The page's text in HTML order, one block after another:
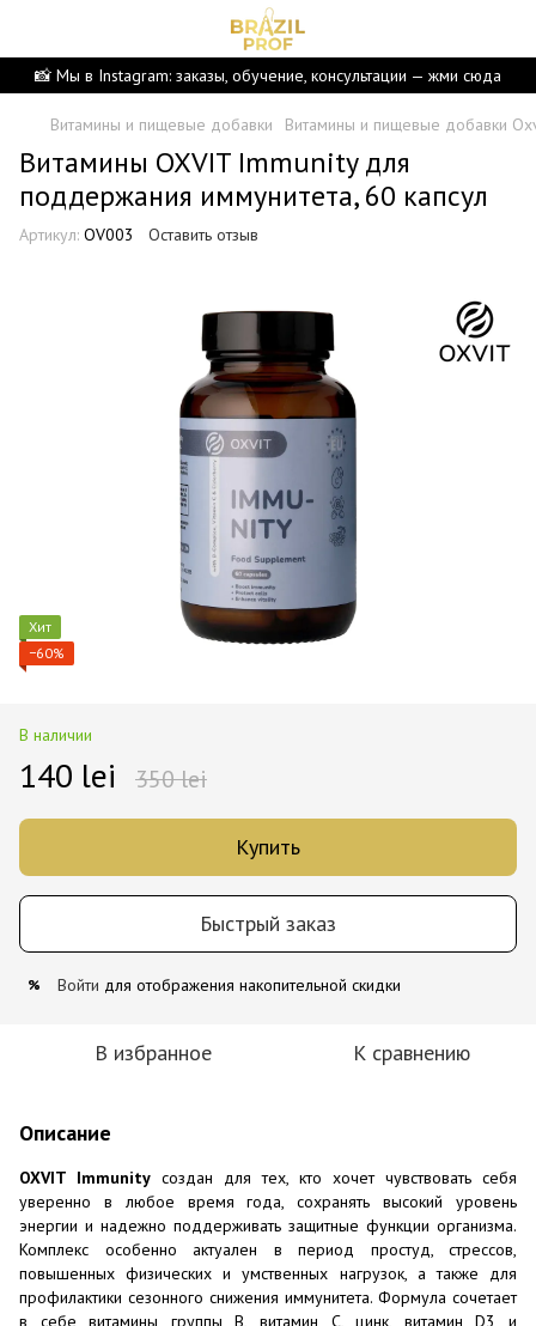
📸 Мы в Instagram: заказы, обучение, консультации — жми сюда
Витамины и пищевые добавки Витамины и пищевые добавки
Витамины OXVIT Immunity для
поддержания иммунитета, 60 капсул
Артикул: OV003 Оставить отзыв
Хит
−60%
В наличии
140 lei 350 lei
Купить
Быстрый заказ
% Войти для отображения накопительной скидки
В избранное К сравнению
Описание
OXVIT Immunity создан для тех, кто хочет чувствовать себя
уверенно в любое время года, сохранять высокий уровень
энергии и надежно поддерживать защитные функции организма.
Комплекс особенно актуален в период простуд, стрессов,
повышенных физических и умственных нагрузок, а также для
профилактики сезонного снижения иммунитета. Формула сочетает
в себе витамины группы B, витамин C, цинк, витамин D3 и